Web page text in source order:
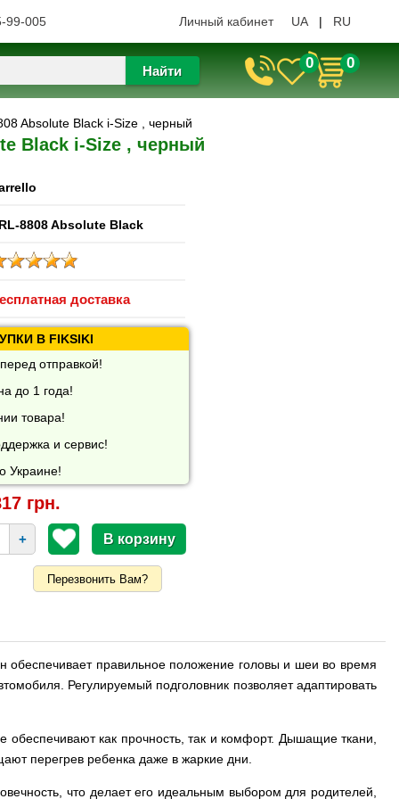
99-005 Личный кабинет UA | RU
Найти 0 0
Absolute Black i-Size , черный
Black i-Size , черный
8808 Absolute Black
доставка
В FIKSIKI
отправкой!
до 1 года!
товара!
и сервис!
Украине!
грн.
+
Перезвонить Вам?
обеспечивает правильное положение головы и шеи во время
Регулируемый подголовник позволяет адаптировать
обеспечивают как прочность, так и комфорт. Дышащие ткани,
перегрев ребенка даже в жаркие дни.
что делает его идеальным выбором для родителей,